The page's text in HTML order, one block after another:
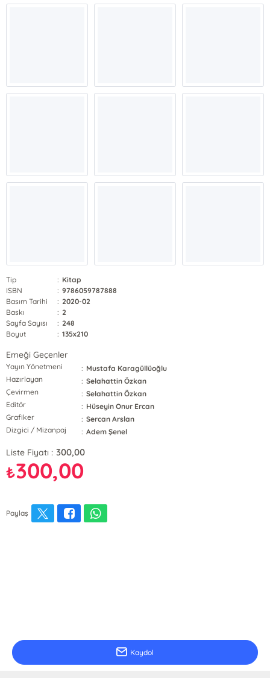
Tip : Kitap
ISBN
: 9786059787888
Basım Tarihi
: 2020-02
Baskı
: 2
Sayfa Sayısı
: 248
Boyut
: 135x210
Emeği Geçenler
Yayın Yönetmeni : Mustafa Karagüllüoğlu
Hazırlayan
: Selahattin Özkan
Çevirmen
: Selahattin Özkan
Editör
: Hüseyin Onur Ercan
Grafiker
: Sercan Arslan
Dizgici / Mizanpaj
: Adem Şenel
Liste Fiyatı : 300,00
₺300,00
Paylaş
Kaydol